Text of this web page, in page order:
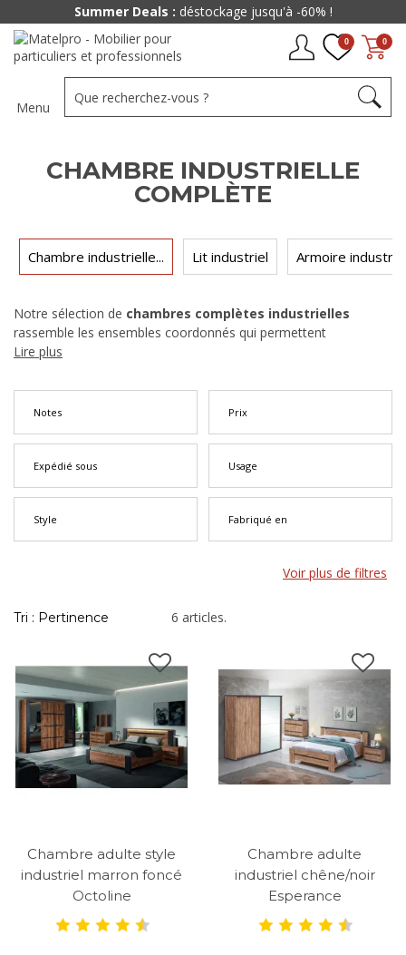
0
0
Menu
CHAMBRE INDUSTRIELLE
COMPLÈTE
Chambre industrielle... Lit industriel Armoire
Notre sélection de chambres complètes industrielles
rassemble les ensembles coordonnés qui permettent
d'aménager une chambre adulte d'un seul achat, à partir
dans une même finition métal et bois : ces compositions évitent
les fausses notes esthétiques et garantissent l'harmonie
exercé pour faire concorder les nuances et les proportions.
Lire plus
Notes Prix
Expédié sous Usage
Style Fabriqué en
Voir plus de filtres
Tri : Pertinence 6 articles.
Chambre adulte style
industriel marron foncé
Octoline
Chambre adulte
industriel chêne/noir
Esperance
Summer Deals : déstockage jusqu'à -60% !